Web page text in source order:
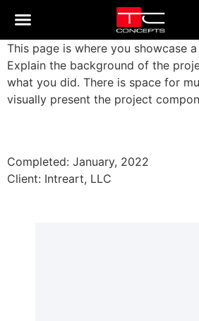
This page is where you showcase
Explain the background of the
what you did. There is space for
visually present the project
Completed: January, 2022
Client: Intreart, LLC